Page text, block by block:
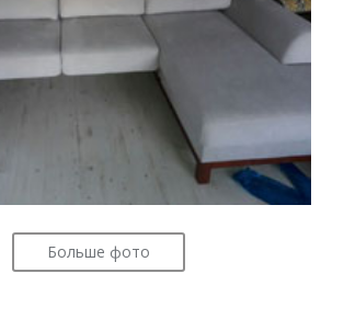
Больше фото